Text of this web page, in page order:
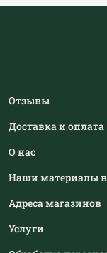
Отзывы
Доставка и оплата
О нас
Наши материалы в
Адреса магазинов
Услуги